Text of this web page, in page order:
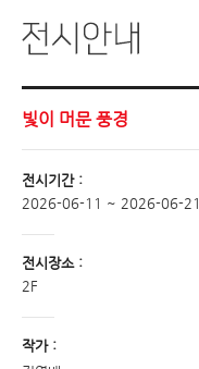
빛이 머문 풍경
전시기간 :
2026-06-11 ~ 2026-06-21
전시장소 :
2F
작가 :